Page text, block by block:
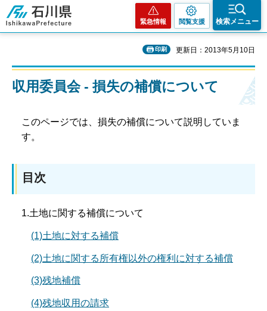
石川県
緊急情報 閲覧支援 検索メニュー
印刷 更新日：2013年5月10日
収用委員会 - 損失の補償について
このページでは、損失の補償について説明していま
す。
目次
1.土地に関する補償について
(1)土地に対する補償
(2)土地に関する所有権以外の権利に対する補償
(3)残地補償
(4)残地収用の請求